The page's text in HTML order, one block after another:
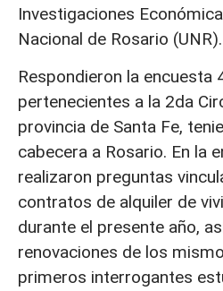
Investigaciones
Nacional de Rosario (UNR).
Respondieron la encuesta
pertenecientes a la 2da
provincia de Santa Fe,
cabecera a Rosario. En la
realizaron preguntas
contratos de alquiler de
durante el presente año,
renovaciones de los
primeros interrogantes